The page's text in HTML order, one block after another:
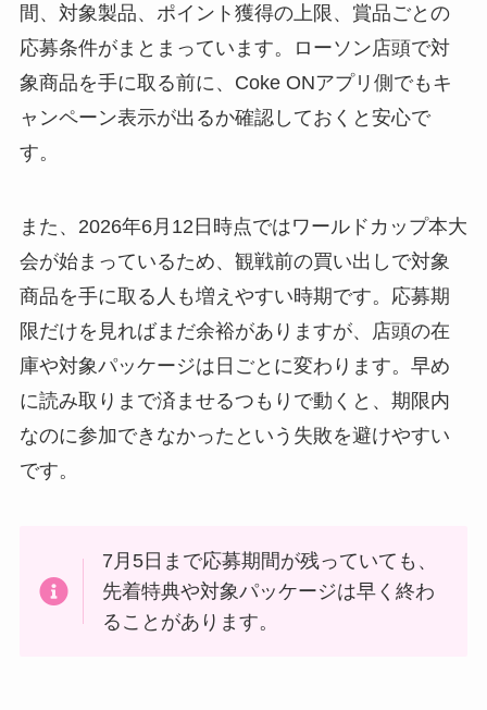
間、対象製品、ポイント獲得の上限、賞品ごとの
応募条件がまとまっています。ローソン店頭で対
象商品を手に取る前に、Coke ONアプリ側でもキ
ャンペーン表示が出るか確認しておくと安心で
す。
また、2026年6月12日時点ではワールドカップ本大
会が始まっているため、観戦前の買い出しで対象
商品を手に取る人も増えやすい時期です。応募期
限だけを見ればまだ余裕がありますが、店頭の在
庫や対象パッケージは日ごとに変わります。早め
に読み取りまで済ませるつもりで動くと、期限内
なのに参加できなかったという失敗を避けやすい
です。
7月5日まで応募期間が残っていても、
先着特典や対象パッケージは早く終わ
ることがあります。